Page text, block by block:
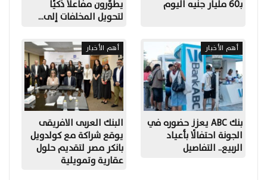
بـ60 مليار جنيه اليوم
يطوّرون مفاعلًا ذكيًا
لتحويل المخلفات إلى…
أهم الأخبار
بنك ABC يعزز حضوره في
الجونة احتفالًا بأعياد
الربيع.. التفاصيل
أهم الأخبار
البنك العربى الافريقى
يوقع شراكة مع كولدويل
بانكر مصر لتقديم حلول
عقارية وتمويلية